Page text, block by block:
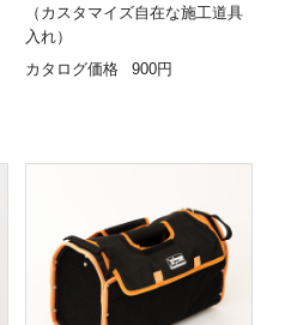
（カスタマイズ自在な施工道具
入れ）
カタログ価格
900円